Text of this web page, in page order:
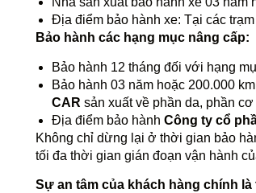
Địa điểm bảo hành xe: Tại các
Bảo hành các hạng mục nâng cấp:
Bảo hành 12 tháng đối với hạng
Bảo hành 03 năm hoặc 200.000
CAR sản xuất về phần da, phần cơ
Địa điểm bảo hành Công ty cổ
Không chỉ dừng lại ở thời gian bảo
tối đa thời gian gián đoạn vận hành
Sự an tâm của khách hàng chính